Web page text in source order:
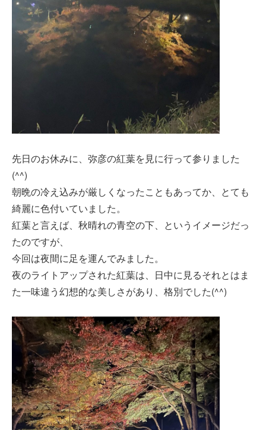
先日のお休みに、弥彦の紅葉を見に行って参りました
(^^)
朝晩の冷え込みが厳しくなったこともあってか、とても
綺麗に色付いていました。
紅葉と言えば、秋晴れの青空の下、というイメージだっ
たのですが、
今回は夜間に足を運んでみました。
夜のライトアップされた紅葉は、日中に見るそれとはま
た一味違う幻想的な美しさがあり、格別でした(^^)